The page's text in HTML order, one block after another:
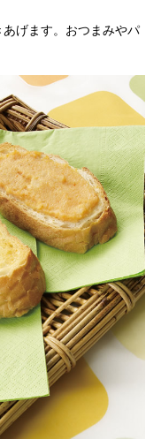
げます。おつまみやパ